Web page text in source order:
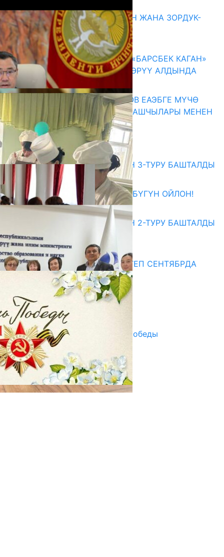
ГЕНДЕРДИК БАСМЫРЛООДОН ЖАНА ЗОРДУК-
ЗОМБУЛУКТАН КОРГОО
07.08.2026
КЫРГЫЗ ТАРЫХЫ ТАСМАДА: «БАРСБЕК КАГАН»
КӨРКӨМ ТАСМАСЫ ЖАРЫК КӨРҮҮ АЛДЫНДА
07.08.2026
ПРЕЗИДЕНТ САДЫР ЖАПАРОВ ЕАЭБГЕ МҮЧӨ
МАМЛЕКЕТТЕРДИН ӨКМӨТ БАШЧЫЛАРЫ МЕНЕН
ЖОЛУГУШТУ
07.08.2026
Абитуриент
ЖОЖДОРГО КАБЫЛ АЛУУНУН 3-ТУРУ БАШТАЛДЫ
27.07.2026
ӨЗҮҢДҮН КЕЛЕЧЕГИҢ ҮЧҮН БҮГҮН ОЙЛОН!
20.07.2026
ЖОЖДОРГО КАБЫЛ АЛУУНУН 2-ТУРУ БАШТАЛДЫ
20.07.2026
Медиа
СУЗАКТА 750 ОРУНДУУ МЕКТЕП СЕНТЯБРДА
ПАЙДАЛАНУУГА БЕРИЛЕТ
07.08.2025
Улуу Жеңиштин жандуу сөзү
29.04.2025
Награды в преддверии Дня Победы
29.04.2025